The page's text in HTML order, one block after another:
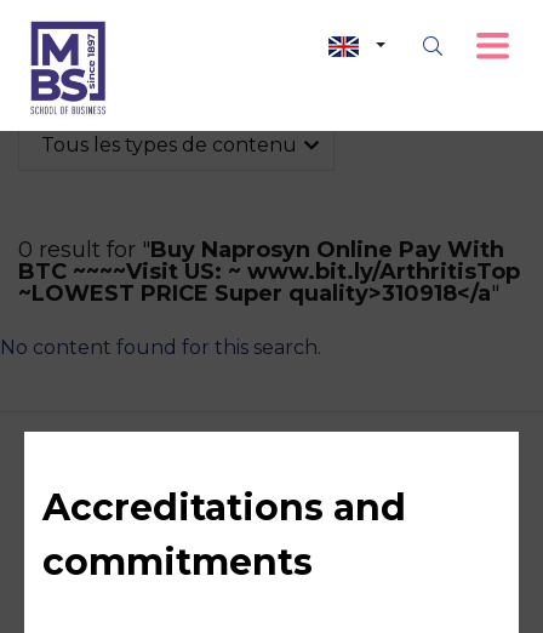
Tous les types de contenu
0 result for "Buy Naprosyn Online Pay With
BTC ~~~~Visit US: ~ www.bit.ly/ArthritisTop
~LOWEST PRICE Super quality>310918</a"
No content found for this search.
Accreditations and
commitments